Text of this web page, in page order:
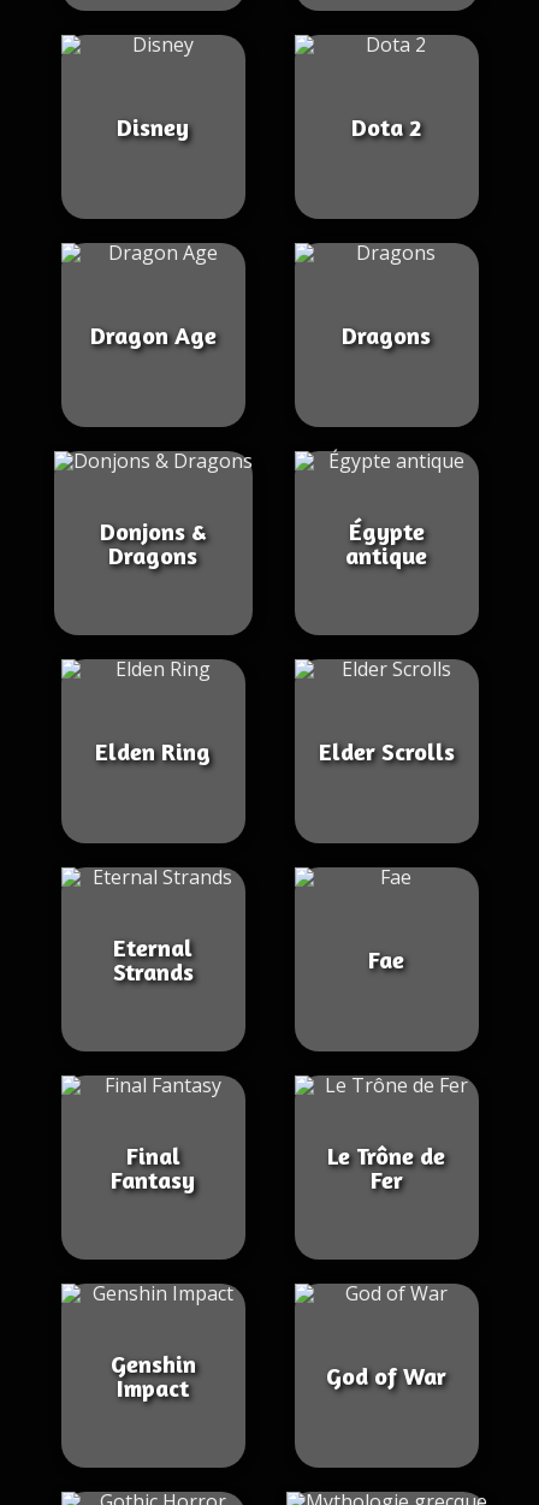
Disney Dota 2
Dragon Age Dragons
Donjons &
Dragons
Égypte
antique
Elden Ring Elder Scrolls
Eternal
Strands
Fae
Final
Fantasy
Le Trône de
Fer
Genshin
Impact
God of War